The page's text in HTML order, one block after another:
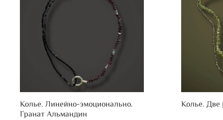
Колье. Линейно-эмоционально.
Гранат Альмандин
Колье. Две